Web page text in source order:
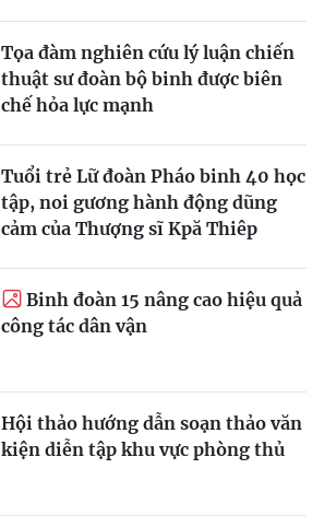
Tọa đàm nghiên cứu lý luận chiến
thuật sư đoàn bộ binh được biên
chế hỏa lực mạnh
Tuổi trẻ Lữ đoàn Pháo binh 40 học
tập, noi gương hành động dũng
cảm của Thượng sĩ Kpă Thiêp
Binh đoàn 15 nâng cao hiệu quả
công tác dân vận
Hội thảo hướng dẫn soạn thảo văn
kiện diễn tập khu vực phòng thủ